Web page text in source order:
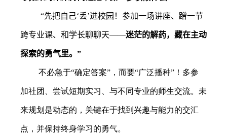
“先把自己‘丢’进校园！参加一场讲座、蹭一节
跨专业课、和学长聊聊天——迷茫的解药，藏在主动
探索的勇气里。”
不必急于“确定答案”，而要“广泛播种”！多参
加社团、尝试短期实习、与不同专业的师生交流。未
来规划是动态的，关键在于找到兴趣与能力的交汇
点，并保持终身学习的勇气。